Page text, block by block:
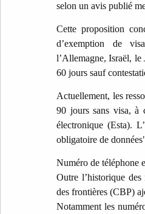
selon un avis publié
Cette proposition
d’exemption de
l’Allemagne, Israël, le
60 jours sauf
Actuellement, les
90 jours sans visa, à
électronique (Esta).
obligatoire de
Numéro de téléphone
Outre l’historique
des frontières (CBP)
Notamment les